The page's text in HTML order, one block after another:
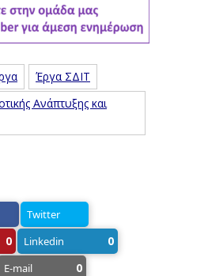
Έργα ΣΔΙΤ
Ανάπτυξης και
Twitter
0 Linkedin 0
E-mail 0